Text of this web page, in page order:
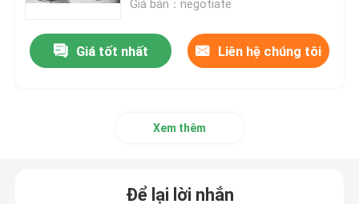
Máy xay cà phê ngoài trời
Máy xay cà phê cầm tay
Giá bán：negotiate
Giá tốt nhất Liên hệ chúng tôi
Xem thêm
Để lại lời nhắn